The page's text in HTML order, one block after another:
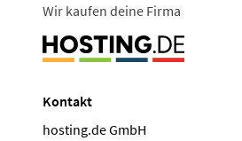
Wir kaufen deine Firma
Kontakt
hosting.de GmbH